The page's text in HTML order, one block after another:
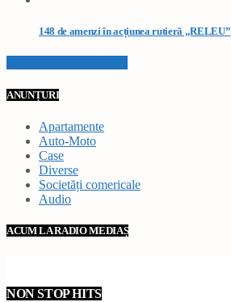
148 de amenzi în acțiunea rutieră „RELEU”
ANUNȚURI
Apartamente
Auto-Moto
Case
Diverse
Societăți comericale
Audio
ACUM LA RADIO MEDIAȘ
NON STOP HITS